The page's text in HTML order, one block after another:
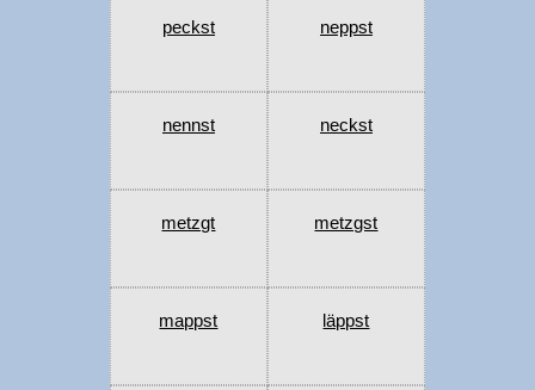
peckst neppst
nennst neckst
metzgt metzgst
mappst läppst